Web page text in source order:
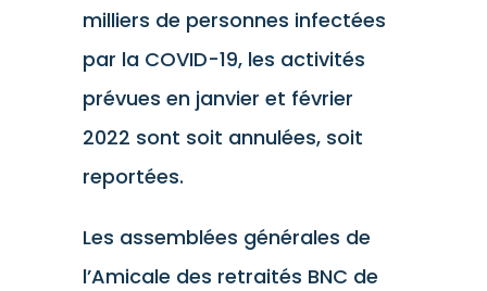
milliers de personnes infectées
par la COVID-19, les activités
prévues en janvier et février
2022 sont soit annulées, soit
reportées.
Les assemblées générales de
l’Amicale des retraités BNC de